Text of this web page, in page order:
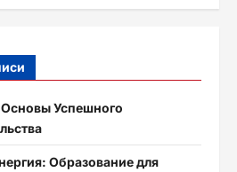
Успешного
Образование для